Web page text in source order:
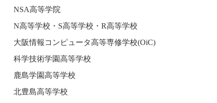
NSA高等学院
N高等学校・S高等学校・R高等学校
大阪情報コンピュータ高等専修学校(OiC)
科学技術学園高等学校
鹿島学園高等学校
北豊島高等学校